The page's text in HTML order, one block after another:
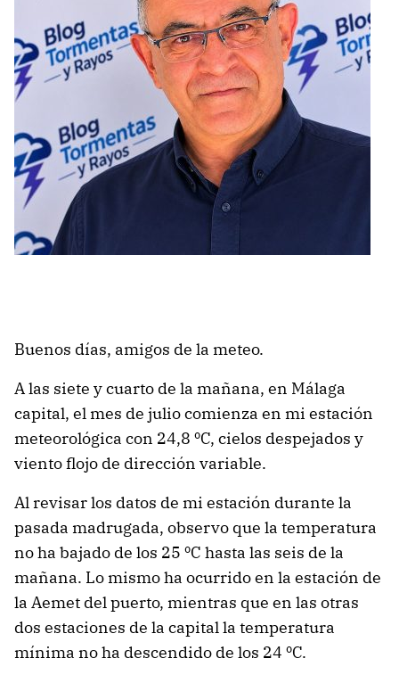
Buenos días, amigos de la meteo.
A las siete y cuarto de la mañana, en Málaga
capital, el mes de julio comienza en mi estación
meteorológica con 24,8 ºC, cielos despejados y
viento flojo de dirección variable.
Al revisar los datos de mi estación durante la
pasada madrugada, observo que la temperatura
no ha bajado de los 25 ºC hasta las seis de la
mañana. Lo mismo ha ocurrido en la estación de
la Aemet del puerto, mientras que en las otras
dos estaciones de la capital la temperatura
mínima no ha descendido de los 24 ºC.